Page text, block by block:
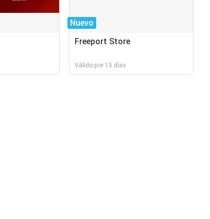
Nuevo
Freeport Store
Válido por 15 días